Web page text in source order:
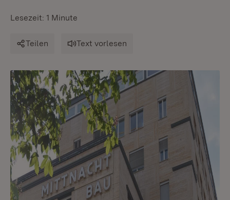
Lesezeit: 1 Minute
Teilen Text vorlesen